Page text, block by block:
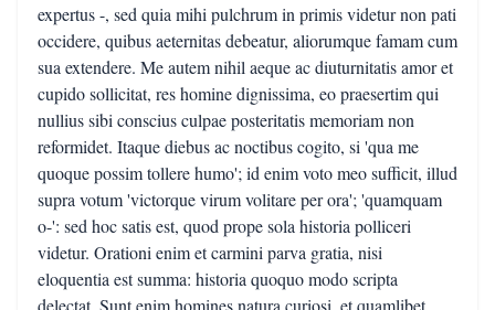
expertus -, sed quia mihi pulchrum in primis videtur non pati
occidere, quibus aeternitas debeatur, aliorumque famam cum
sua extendere. Me autem nihil aeque ac diuturnitatis amor et
cupido sollicitat, res homine dignissima, eo praesertim qui
nullius sibi conscius culpae posteritatis memoriam non
reformidet. Itaque diebus ac noctibus cogito, si 'qua me
quoque possim tollere humo'; id enim voto meo sufficit, illud
supra votum 'victorque virum volitare per ora'; 'quamquam
o-': sed hoc satis est, quod prope sola historia polliceri
videtur. Orationi enim et carmini parva gratia, nisi
eloquentia est summa: historia quoquo modo scripta
delectat. Sunt enim homines natura curiosi, et quamlibet